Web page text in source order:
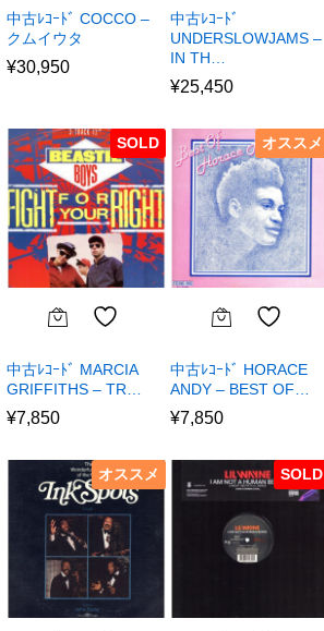
中古ﾚｺｰﾄﾞ COCCO –
クムイウタ
¥30,950
中古ﾚｺｰﾄﾞ
UNDERSLOWJAMS –
IN TH…
¥25,450
SOLD
中古ﾚｺｰﾄﾞ MARCIA
GRIFFITHS – TR…
¥7,850
オススメ
中古ﾚｺｰﾄﾞ HORACE
ANDY – BEST OF…
¥7,850
オススメ SOLD